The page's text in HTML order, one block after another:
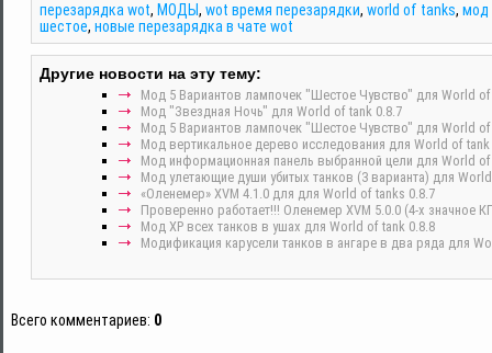
перезарядка wot, МОДЫ, wot время перезарядки, world of tanks, мод
шестое, новые перезарядка в чате wot
Другие новости на эту тему:
Мод 5 Вариантов лампочек "Шестое Чувство" для World of
Мод "Звездная Ночь" для World of tank 0.8.7
Мод 5 Вариантов лампочек "Шестое Чувство" для World of
Мод вертикальное дерево исследования для World of tank
Мод информационная панель выбранной цели для World of
Мод улетающие души убитых танков (3 варианта) для
«Оленемер» XVM 4.1.0 для для World of tanks 0.8.7
Проверенно работает!!! Оленемер XVM 5.0.0 (4-х значное
Мод ХР всех танков в ушах для World of tank 0.8.8
Модификация карусели танков в ангаре в два ряда для
Всего комментариев: 0